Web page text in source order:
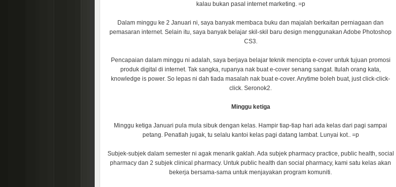
kalau bukan pasal internet marketing. =p
Dalam minggu ke 2 Januari ni, saya banyak membaca buku dan majalah berkaitan perniagaan dan
pemasaran internet. Selain itu, saya banyak belajar skil-skil baru design menggunakan Adobe Photoshop
CS3.
Pencapaian dalam minggu ni adalah, saya berjaya belajar teknik mencipta e-cover untuk tujuan promosi
produk digital di internet. Tak sangka, rupanya nak buat e-cover senang sangat. Itulah orang kata,
knowledge is power. So lepas ni dah tiada masalah nak buat e-cover. Anytime boleh buat, just click-click-
click. Seronok2.
Minggu ketiga
Minggu ketiga Januari pula mula sibuk dengan kelas. Hampir tiap-tiap hari ada kelas dari pagi sampai
petang. Penatlah jugak, tu selalu kantoi kelas pagi datang lambat. Lunyai kot.. =p
Subjek-subjek dalam semester ni agak menarik gaklah. Ada subjek pharmacy practice, public health, social
pharmacy dan 2 subjek clinical pharmacy. Untuk public health dan social pharmacy, kami satu kelas akan
bekerja bersama-sama untuk menjayakan program komuniti.